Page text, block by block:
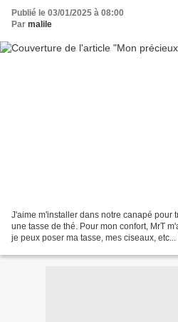
Publié le 03/01/2025 à 08:00
Par malile
J'aime m'installer dans notre canapé pour
une tasse de thé. Pour mon confort, MrT
je peux poser ma tasse, mes ciseaux,